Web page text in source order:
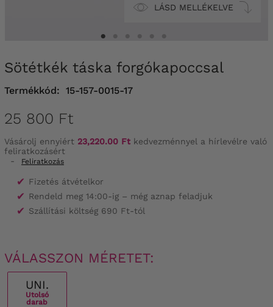
LÁSD MELLÉKELVE
Sötétkék táska forgókapoccsal
Termékkód: 15-157-0015-17
25 800 Ft
Vásárolj ennyiért 23,220.00 Ft kedvezménnyel a hírlevélre való
feliratkozásért
-
Feliratkozás
✔ Fizetés átvételkor
✔ Rendeld meg 14:00-ig – még aznap feladjuk
✔ Szállítási költség 690 Ft-tól
VÁLASSZON MÉRETET:
UNI.
Utolsó
darab